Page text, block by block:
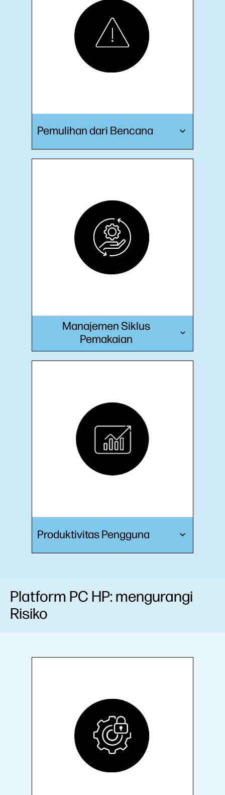
Pemulihan dari Bencana
Manajemen Siklus
Pemakaian
Produktivitas Pengguna
Platform PC HP: mengurangi
Risiko